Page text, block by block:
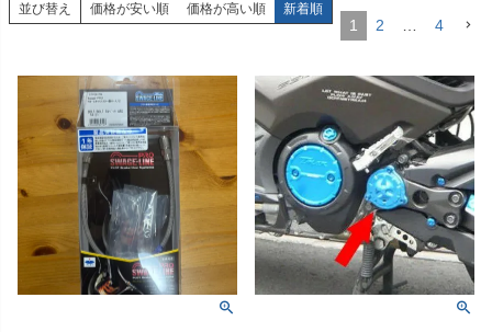
並び替え 価格が安い順 価格が高い順 新着順
1 2 4